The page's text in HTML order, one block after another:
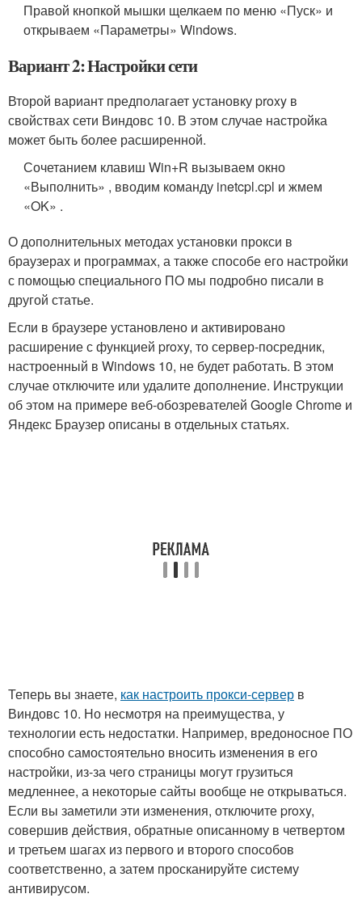
Правой кнопкой мышки щелкаем по меню «Пуск» и
открываем «Параметры» Windows.
Вариант 2: Настройки сети
Второй вариант предполагает установку proxy в
свойствах сети Виндовс 10. В этом случае настройка
может быть более расширенной.
Сочетанием клавиш Win+R вызываем окно
«Выполнить» , вводим команду inetcpl.cpl и жмем
«OK» .
О дополнительных методах установки прокси в
браузерах и программах, а также способе его настройки
с помощью специального ПО мы подробно писали в
другой статье.
Если в браузере установлено и активировано
расширение с функцией proxy, то сервер-посредник,
настроенный в Windows 10, не будет работать. В этом
случае отключите или удалите дополнение. Инструкции
об этом на примере веб-обозревателей Google Chrome и
Яндекс Браузер описаны в отдельных статьях.
Теперь вы знаете, как настроить прокси-сервер в
Виндовс 10. Но несмотря на преимущества, у
технологии есть недостатки. Например, вредоносное ПО
способно самостоятельно вносить изменения в его
настройки, из-за чего страницы могут грузиться
медленнее, а некоторые сайты вообще не открываться.
Если вы заметили эти изменения, отключите proxy,
совершив действия, обратные описанному в четвертом
и третьем шагах из первого и второго способов
соответственно, а затем просканируйте систему
антивирусом.